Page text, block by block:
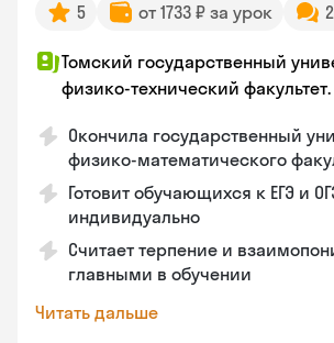
5 от 1733 ₽ за урок
Томский государственный
физико-технический факультет.
Окончила государственный
физико-математического
Готовит обучающихся к ЕГЭ и
индивидуально
Считает терпение и
главными в обучении
Читать дальше